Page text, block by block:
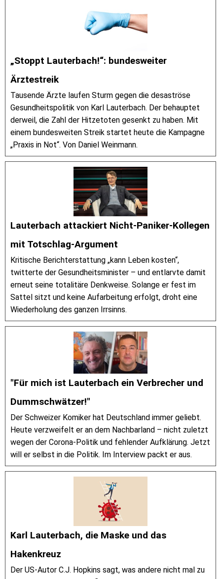
„Stoppt Lauterbach!“: bundesweiter
Ärztestreik
Tausende Ärzte laufen Sturm gegen die desaströse
Gesundheitspolitik von Karl Lauterbach. Der behauptet
derweil, die Zahl der Hitzetoten gesenkt zu haben. Mit
einem bundesweiten Streik startet heute die Kampagne
„Praxis in Not“. Von Daniel Weinmann.
Lauterbach attackiert Nicht-Paniker-Kollegen
mit Totschlag-Argument
Kritische Berichterstattung „kann Leben kosten“,
twitterte der Gesundheitsminister – und entlarvte damit
erneut seine totalitäre Denkweise. Solange er fest im
Sattel sitzt und keine Aufarbeitung erfolgt, droht eine
Wiederholung des ganzen Irrsinns.
"Für mich ist Lauterbach ein Verbrecher und
Dummschwätzer!"
Der Schweizer Komiker hat Deutschland immer geliebt.
Heute verzweifelt er an dem Nachbarland – nicht zuletzt
wegen der Corona-Politik und fehlender Aufklärung. Jetzt
will er selbst in die Politik. Im Interview packt er aus.
Karl Lauterbach, die Maske und das
Hakenkreuz
Der US-Autor C.J. Hopkins sagt, was andere nicht mal zu